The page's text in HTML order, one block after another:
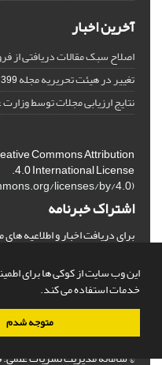
این وب سایت از کوکی ها برای
خدمات استفاده می کند.
متوجه شدم
آخرین اخبار
اصلاح سبک مقالات دریافتی از
تغییر در هیئت تحریریه مجله12-28
نتایج ارزیابی مجلات توسط
Commons Attribution
4.0 International License.
(
licenses/by/4.0/
اشتراک خبرنامه
برای دریافت اخبار و اطلاعیه
© سامانه مدیریت نشریات علمی.